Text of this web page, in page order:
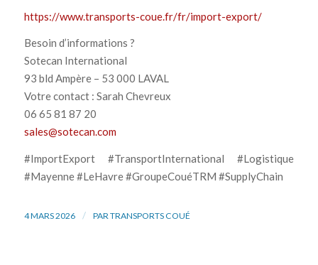
https://www.transports-coue.fr/fr/import-export/
Besoin d’informations ?
Sotecan International
93 bld Ampère – 53 000 LAVAL
Votre contact : Sarah Chevreux
06 65 81 87 20
sales@sotecan.com
#ImportExport #TransportInternational #Logistique
#Mayenne #LeHavre #GroupeCouéTRM #SupplyChain
4 MARS 2026 / PAR TRANSPORTS COUÉ